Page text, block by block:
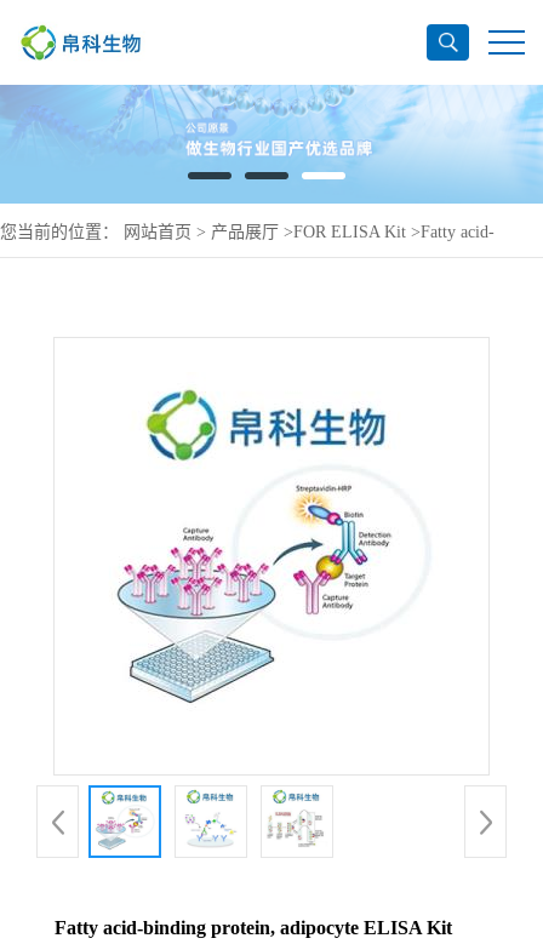
您当前的位置： 网站首页 > 产品展厅 >FOR ELISA Kit >Fatty acid-
Fatty acid-binding protein, adipocyte ELISA Kit